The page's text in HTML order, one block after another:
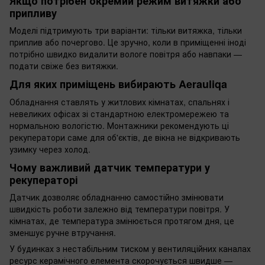
припливу
Моделі підтримують три варіанти: тільки витяжка, тільки
приплив або почергово. Це зручно, коли в приміщенні іноді
потрібно швидко видалити вологе повітря або навпаки —
подати свіже без витяжки.
Для яких приміщень вибирають Aerauliqa
Обладнання ставлять у житлових кімнатах, спальнях і
невеликих офісах зі стандартною електромережею та
нормальною вологістю. Монтажники рекомендують ці
рекуператори саме для об'єктів, де вікна не відкривають
узимку через холод.
Чому важливий датчик температури у
рекуператорі
Датчик дозволяє обладнанню самостійно змінювати
швидкість роботи залежно від температури повітря. У
кімнатах, де температура змінюється протягом дня, це
зменшує ручне втручання.
У будинках з нестабільним тиском у вентиляційних каналах
ресурс керамічного елемента скорочується швидше —